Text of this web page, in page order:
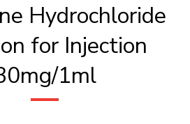
Hydrochloride
for Injection
1ml